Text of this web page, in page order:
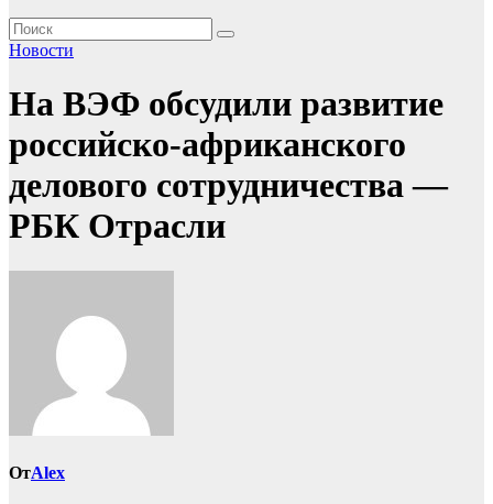
Новости
На ВЭФ обсудили развитие
российско-африканского
делового сотрудничества —
РБК Отрасли
ОтAlex